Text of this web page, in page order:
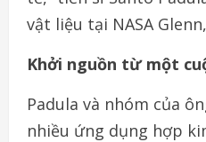
vật liệu tại NASA
Khởi nguồn từ một
Padula và nhóm của
nhiều ứng dụng hợp